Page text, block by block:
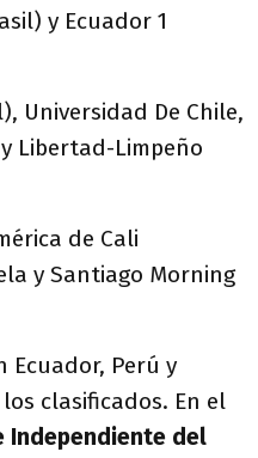
y Ecuador 1
Universidad De Chile,
Libertad-Limpeño
de Cali
y Santiago Morning
Perú y
clasificados. En el
Independiente del